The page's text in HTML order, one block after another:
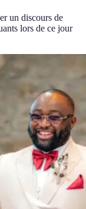
un discours de
lors de ce jour